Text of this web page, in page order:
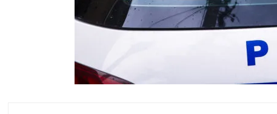
Χαλκιδική: Πυρκαγιά σε γαλλική θαλαμηγό στη Λατούρα Αγίου